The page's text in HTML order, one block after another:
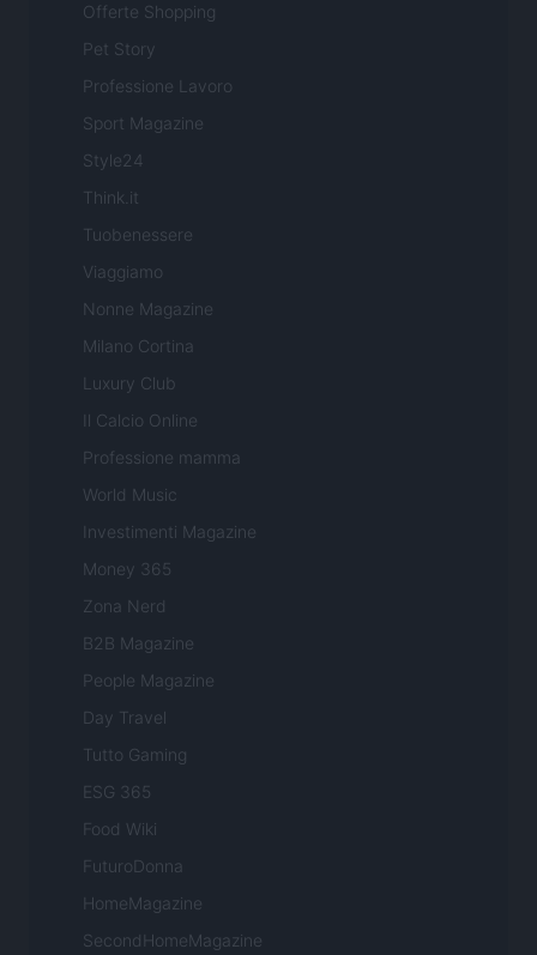
Offerte Shopping
Pet Story
Professione Lavoro
Sport Magazine
Style24
Think.it
Tuobenessere
Viaggiamo
Nonne Magazine
Milano Cortina
Luxury Club
Il Calcio Online
Professione mamma
World Music
Investimenti Magazine
Money 365
Zona Nerd
B2B Magazine
People Magazine
Day Travel
Tutto Gaming
ESG 365
Food Wiki
FuturoDonna
HomeMagazine
SecondHomeMagazine